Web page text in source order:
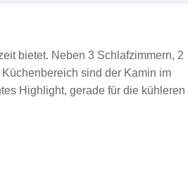
bietet. Neben 3 Schlafzimmern, 2
sind der Kamin im
Highlight, gerade für die kühleren